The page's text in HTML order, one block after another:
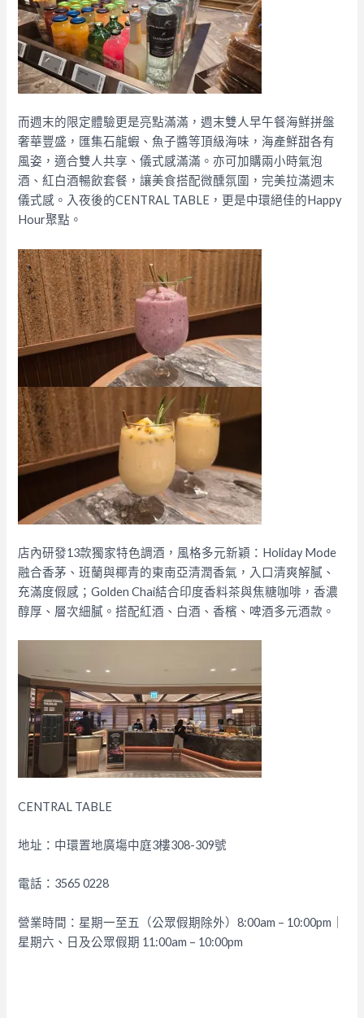
而週末的限定體驗更是亮點滿滿，週末雙人早午餐海鮮拼盤
奢華豐盛，匯集石龍蝦、魚子醬等頂級海味，海產鮮甜各有
風姿，適合雙人共享、儀式感滿滿。亦可加購兩小時氣泡
酒、紅白酒暢飲套餐，讓美食搭配微醺氛圍，完美拉滿週末
儀式感。 入夜後的CENTRAL TABLE，更是中環絕佳的Happy
Hour聚點。
店內研發13款獨家特色調酒，風格多元新穎：Holiday Mode
融合香茅、班蘭與椰青的東南亞清潤香氣，入口清爽解膩、
充滿度假感；Golden Chai結合印度香料茶與焦糖咖啡，香濃
醇厚、層次細膩。搭配紅酒、白酒、香檳、啤酒多元酒款。
CENTRAL TABLE
地址：中環置地廣塲中庭3樓308-309號
電話：3565 0228
營業時間：星期一至五（公眾假期除外）8:00am – 10:00pm｜
星期六、日及公眾假期 11:00am – 10:00pm